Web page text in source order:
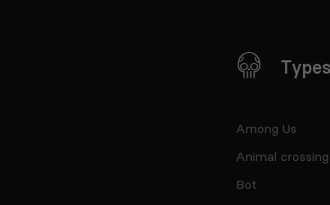
Among Us
Animal crossing
Bot